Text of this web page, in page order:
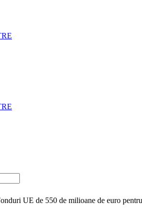
UE de 550 de milioane de euro